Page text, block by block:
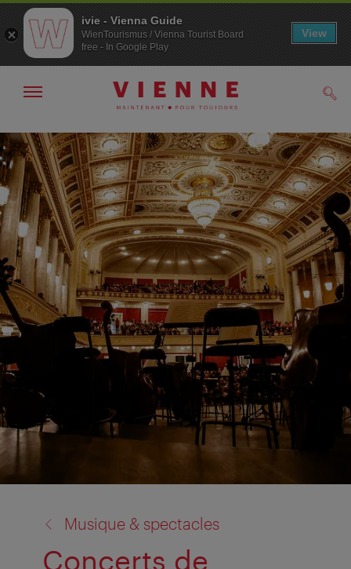
Navigation
Contenu
Afficher
la
navigation
Musique & spectacles
Concerts de
ivie - Vienna Guide
WienTourismus / Vienna Tourist Board
free - In Google Play
View